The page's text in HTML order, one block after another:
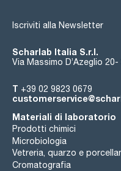
Iscriviti alla Newsletter
Scharlab Italia S.r.l.
Via Massimo D’Azeglio 20-
T +39 02 9823 0679
Materiali di laboratorio
Prodotti chimici
Microbiologia
Vetreria, quarzo e
Cromatografia